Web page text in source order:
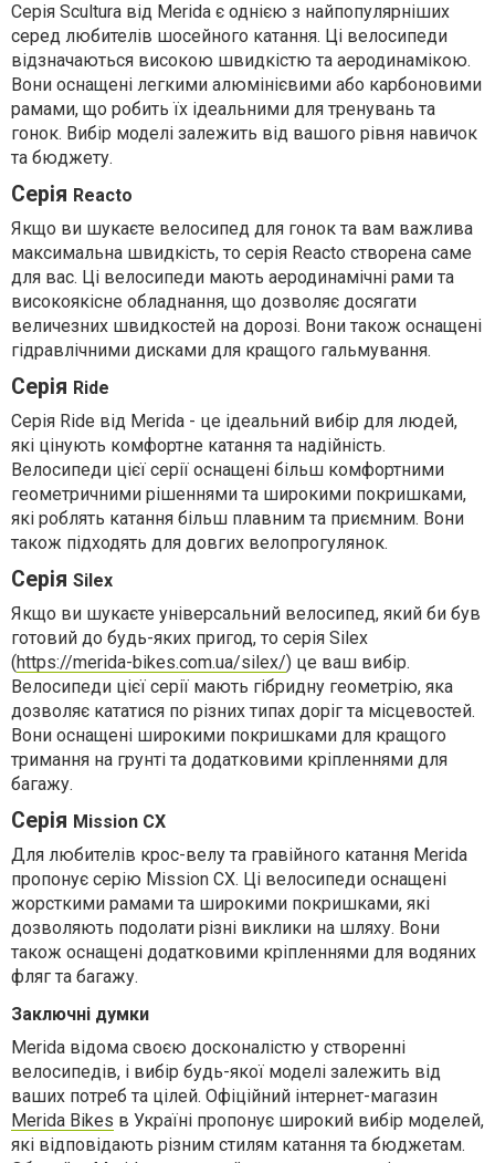
Серія Scultura від Merida є однією з найпопулярніших
серед любителів шосейного катання. Ці велосипеди
відзначаються високою швидкістю та аеродинамікою.
Вони оснащені легкими алюмінієвими або карбоновими
рамами, що робить їх ідеальними для тренувань та
гонок. Вибір моделі залежить від вашого рівня навичок
та бюджету.
Серія Reacto
Якщо ви шукаєте велосипед для гонок та вам важлива
максимальна швидкість, то серія Reacto створена саме
для вас. Ці велосипеди мають аеродинамічні рами та
високоякісне обладнання, що дозволяє досягати
величезних швидкостей на дорозі. Вони також оснащені
гідравлічними дисками для кращого гальмування.
Серія Ride
Серія Ride від Merida - це ідеальний вибір для людей,
які цінують комфортне катання та надійність.
Велосипеди цієї серії оснащені більш комфортними
геометричними рішеннями та широкими покришками,
які роблять катання більш плавним та приємним. Вони
також підходять для довгих велопрогулянок.
Серія Silex
Якщо ви шукаєте універсальний велосипед, який би був
готовий до будь-яких пригод, то серія Silex
(https://merida-bikes.com.ua/silex/) це ваш вибір.
Велосипеди цієї серії мають гібридну геометрію, яка
дозволяє кататися по різних типах доріг та місцевостей.
Вони оснащені широкими покришками для кращого
тримання на грунті та додатковими кріпленнями для
багажу.
Серія Mission CX
Для любителів крос-велу та гравійного катання Merida
пропонує серію Mission CX. Ці велосипеди оснащені
жорсткими рамами та широкими покришками, які
дозволяють подолати різні виклики на шляху. Вони
також оснащені додатковими кріпленнями для водяних
фляг та багажу.
Заключні думки
Merida відома своєю досконалістю у створенні
велосипедів, і вибір будь-якої моделі залежить від
ваших потреб та цілей. Офіційний інтернет-магазин
Merida Bikes в Україні пропонує широкий вибір моделей,
які відповідають різним стилям катання та бюджетам.